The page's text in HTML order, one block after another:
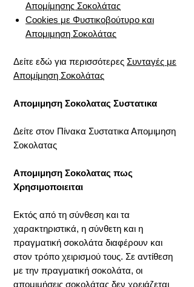
Απομίμησης Σοκολάτας
Cookies με Φυστικοβούτυρο και
Απομιμηση Σοκολάτας
Δείτε εδώ για περισσότερες Συνταγές με
Απομίμηση Σοκολάτας
Απομιμηση Σοκολατας Συστατικα
Δείτε στον Πίνακα Συστατικα Απομιμηση
Σοκολατας
Απομιμηση Σοκολατας πως
Χρησιμοποιειται
Εκτός από τη σύνθεση και τα
χαρακτηριστικά, η σύνθετη και η
πραγματική σοκολάτα διαφέρουν και
στον τρόπο χειρισμού τους. Σε αντίθεση
με την πραγματική σοκολάτα, οι
απομιμήσεις σοκολάτας δεν χρειάζεται